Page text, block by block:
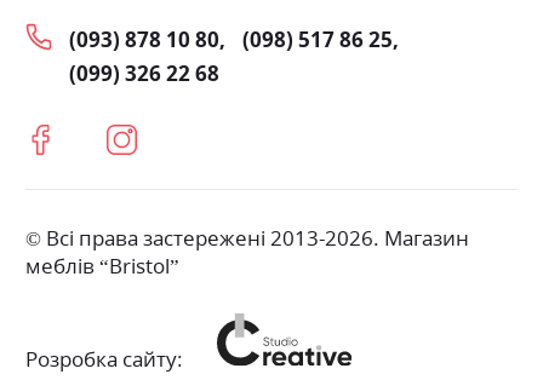
(093) 878 10 80
(098) 517 86 25
(099) 326 22 68
© Всі права застережені 2013-2026. Магазин
меблів “Bristol”
Розробка сайту: